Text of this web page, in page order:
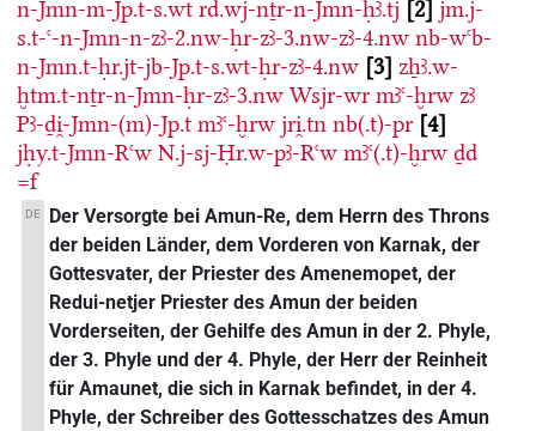
n-Jmn-m-Jp.t-s.wt rd.wj-nṯr-n-Jmn-ḥꜣ.tj 2 jm.j-
s.t-ꜥ-n-Jmn-n-zꜣ-2.nw-ḥr-zꜣ-3.nw-zꜣ-4.nw nb-wꜥb-
n-Jmn.t-ḥr.jt-jb-Jp.t-s.wt-ḥr-zꜣ-4.nw 3 zẖꜣ.w-
ḫtm.t-nṯr-n-Jmn-ḥr-zꜣ-3.nw Wsjr-wr mꜣꜥ-ḫrw zꜣ
Pꜣ-ḏi̯-Jmn-(m)-Jp.t mꜣꜥ-ḫrw jri̯.tn nb(.t)-pr 4
jḥy.t-Jmn-Rꜥw N.j-sj-Ḥr.w-pꜣ-Rꜥw mꜣꜥ(.t)-ḫrw ḏd
=f
DE
Der Versorgte bei Amun-Re, dem Herrn des Throns
der beiden Länder, dem Vorderen von Karnak, der
Gottesvater, der Priester des Amenemopet, der
Redui-netjer Priester des Amun der beiden
Vorderseiten, der Gehilfe des Amun in der 2. Phyle,
der 3. Phyle und der 4. Phyle, der Herr der Reinheit
für Amaunet, die sich in Karnak befindet, in der 4.
Phyle, der Schreiber des Gottesschatzes des Amun